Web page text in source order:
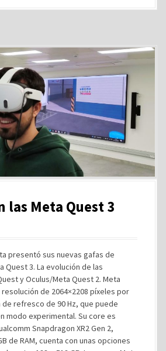
las Meta Quest 3
presentó sus nuevas gafas de
Quest 3. La evolución de las
y Oculus/Meta Quest 2. Meta
de 2064×2208 píxeles por
refresco de 90 Hz, que puede
modo experimental. Su core es
Snapdragon XR2 Gen 2,
de RAM, cuenta con unas opciones